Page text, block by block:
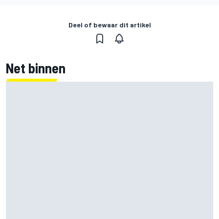
Deel of bewaar dit artikel
Net binnen